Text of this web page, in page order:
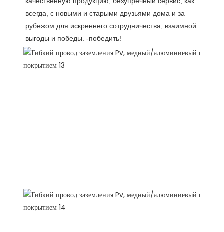
всегда, с новыми и старыми друзьями дома и за
рубежом для искреннего сотрудничества, взаимной